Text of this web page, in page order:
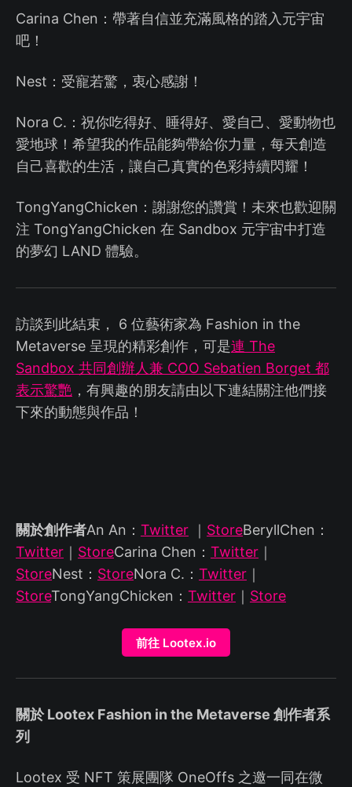
Carina Chen：帶著自信並充滿風格的踏入元宇宙
吧！
Nest：受寵若驚，衷心感謝！
Nora C.：祝你吃得好、睡得好、愛自己、愛動物也
愛地球！希望我的作品能夠帶給你力量，每天創造
自己喜歡的生活，讓自己真實的色彩持續閃耀！
TongYangChicken：謝謝您的讚賞！未來也歡迎關
注 TongYangChicken 在 Sandbox 元宇宙中打造
的夢幻 LAND 體驗。
訪談到此結束， 6 位藝術家為 Fashion in the
Metaverse 呈現的精彩創作，可是連 The
Sandbox 共同創辦人兼 COO Sebatien Borget 都
表示驚艷 ，有興趣的朋友請由以下連結關注他們接
下來的動態與作品！
關於創作者An An： Twitter ｜ StoreBeryllChen：
Twitter ｜ StoreCarina Chen： Twitter ｜
StoreNest： StoreNora C.： Twitter ｜
StoreTongYangChicken： Twitter ｜ Store
前往 Lootex.io
關於 Lootex Fashion in the Metaverse 創作者系
列
Lootex 受 NFT 策展團隊 OneOffs 之邀一同在微